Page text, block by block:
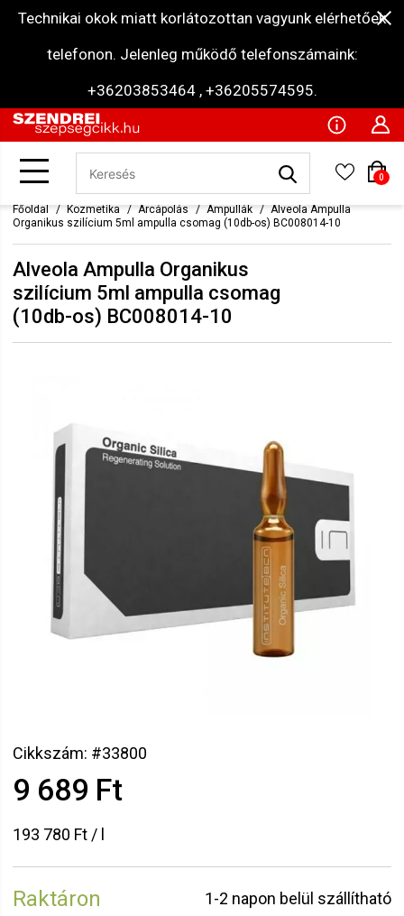
Technikai okok miatt korlátozottan vagyunk elérhetőek
telefonon. Jelenleg működő telefonszámaink:
+36203853464 , +36205574595.
0
Főoldal Kozmetika Arcápolás Ampullák
Alveola Ampulla
Organikus szilícium 5ml ampulla csomag (10db-os) BC008014-10
Alveola Ampulla Organikus
szilícium 5ml ampulla csomag
(10db-os) BC008014-10
Cikkszám: #33800
9 689 Ft
193 780 Ft / l
Raktáron 1-2 napon belül szállítható